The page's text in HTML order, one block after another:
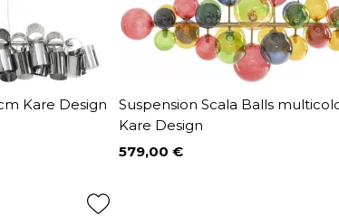
Kare Design
Suspension Scala Balls
Kare Design
Prix
579,00 €